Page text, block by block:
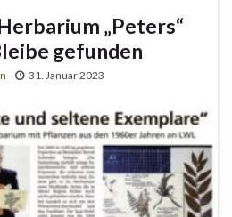
„Peters“
gefunden
31. Januar 2023